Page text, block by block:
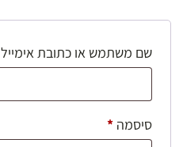
שם משתמש או כתובת אימייל
סיסמה *חובה